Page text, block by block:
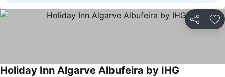
Distribuiți
Holiday Inn Algarve Albufeira by IHG